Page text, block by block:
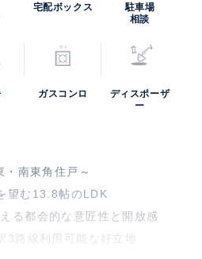
宅配ボックス
駐車場
相談
ガスコンロ
ディスポーザ
ー
南東角住戸～
望む13.8帖のLDK
る都会的な意匠性と開放感
3路線利用可能な好立地